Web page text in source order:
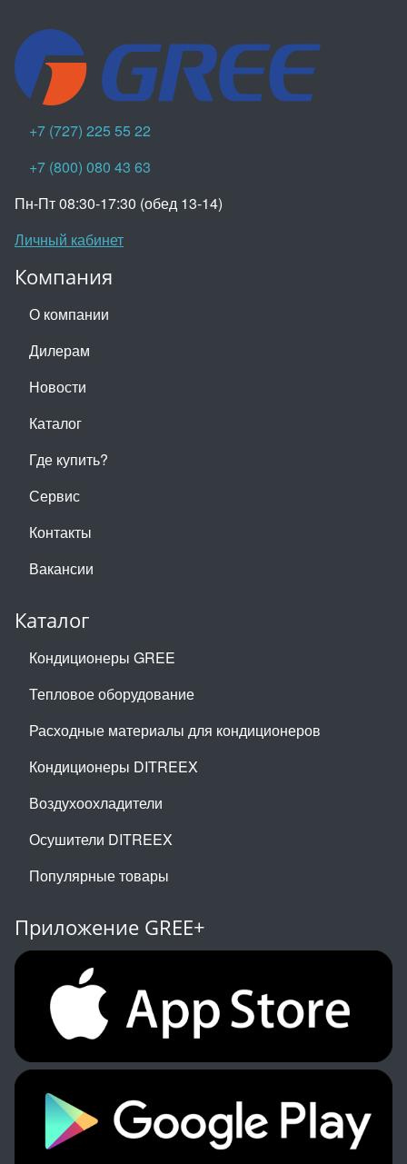
+7 (727) 225 55 22
+7 (800) 080 43 63
Пн-Пт 08:30-17:30 (обед 13-14)
Личный кабинет
Компания
О компании
Дилерам
Новости
Каталог
Где купить?
Сервис
Контакты
Вакансии
Каталог
Кондиционеры GREE
Тепловое оборудование
Расходные материалы для кондиционеров
Кондиционеры DITREEX
Воздухоохладители
Осушители DITREEX
Популярные товары
Приложение GREE+